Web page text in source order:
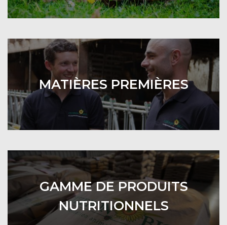
MATIÈRES PREMIÈRES
GAMME DE PRODUITS
NUTRITIONNELS